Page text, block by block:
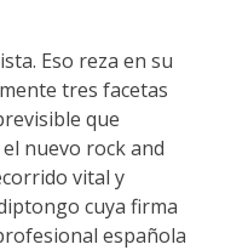
Eso reza en su
tres facetas
que
nuevo rock and
vital y
cuya firma
española